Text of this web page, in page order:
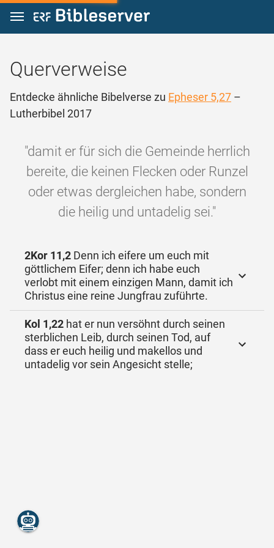
Zum Inhalt springen
Querverweise
Entdecke ähnliche Bibelverse zu Epheser 5,27 –
Lutherbibel 2017
"damit er für sich die Gemeinde herrlich
bereite, die keinen Flecken oder Runzel
oder etwas dergleichen habe, sondern
die heilig und untadelig sei."
2Kor 11,2 Denn ich eifere um euch mit
göttlichem Eifer; denn ich habe euch
verlobt mit einem einzigen Mann, damit ich
Christus eine reine Jungfrau zuführte.
Kol 1,22 hat er nun versöhnt durch seinen
sterblichen Leib, durch seinen Tod, auf
dass er euch heilig und makellos und
untadelig vor sein Angesicht stelle;